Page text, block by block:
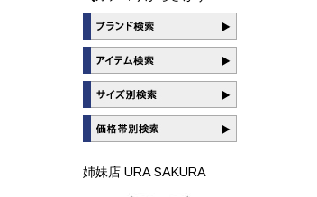
姉妹店 URA SAKURA